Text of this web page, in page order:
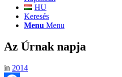
HU
Keresés
Menu Menu
Az Úrnak napja
in 2014